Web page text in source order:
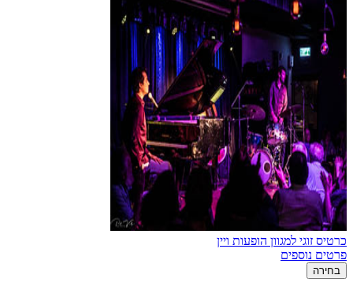
כרטיס זוגי למגוון הופעות ויין
פרטים נוספים
בחירה